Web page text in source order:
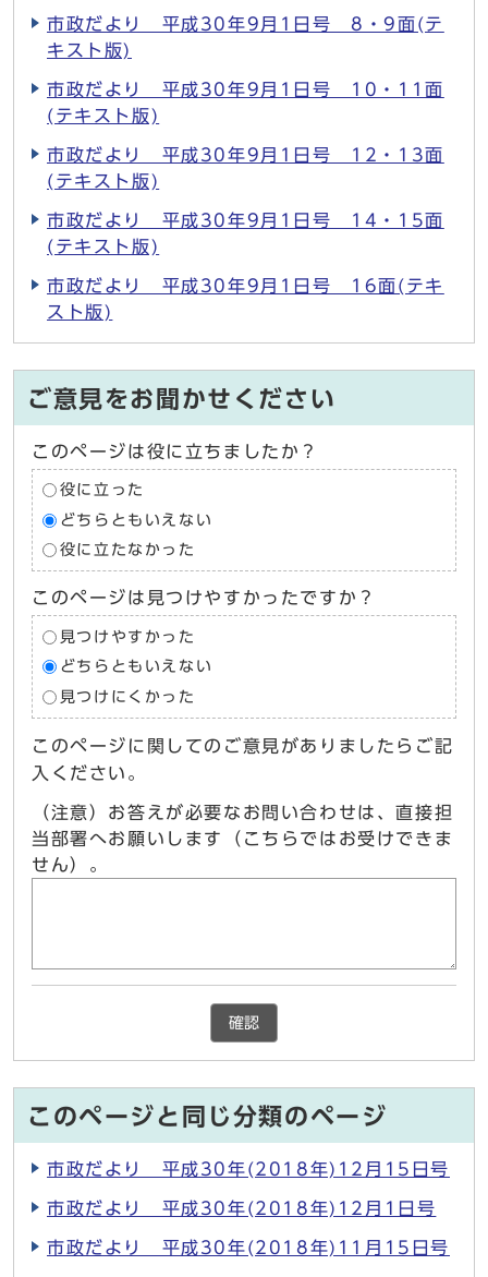
市政だより 平成30年9月1日号 8・9面(テ
キスト版)
市政だより 平成30年9月1日号 10・11面
(テキスト版)
市政だより 平成30年9月1日号 12・13面
(テキスト版)
市政だより 平成30年9月1日号 14・15面
(テキスト版)
市政だより 平成30年9月1日号 16面(テキ
スト版)
ご意見をお聞かせください
このページは役に立ちましたか？
役に立った
どちらともいえない
役に立たなかった
このページは見つけやすかったですか？
見つけやすかった
どちらともいえない
見つけにくかった
このページに関してのご意見がありましたらご記
入ください。
（注意）お答えが必要なお問い合わせは、直接担
当部署へお願いします（こちらではお受けできま
せん）。
確認
このページと同じ分類のページ
市政だより 平成30年(2018年)12月15日号
市政だより 平成30年(2018年)12月1日号
市政だより 平成30年(2018年)11月15日号